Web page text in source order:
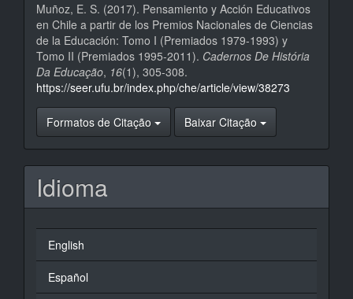
Muñoz, E. S. (2017). Pensamiento y Acción Educativos
en Chile a partir de los Premios Nacionales de Ciencias
de la Educación: Tomo I (Premiados 1979-1993) y
Tomo II (Premiados 1995-2011). Cadernos De História
Da Educação, 16(1), 305-308.
https://seer.ufu.br/index.php/che/article/view/38273
Formatos de Citação Baixar Citação
Idioma
English
Español